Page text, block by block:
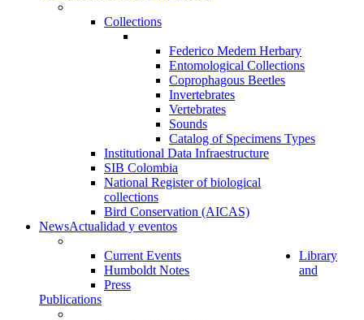
Collections
Federico Medem Herbary
Entomological Collections
Coprophagous Beetles
Invertebrates
Vertebrates
Sounds
Catalog of Specimens Types
Institutional Data Infraestructure
SIB Colombia
National Register of biological
collections
Bird Conservation (AICAS)
NewsActualidad y eventos
Current Events
Humboldt Notes
Press
Library
and
Publications